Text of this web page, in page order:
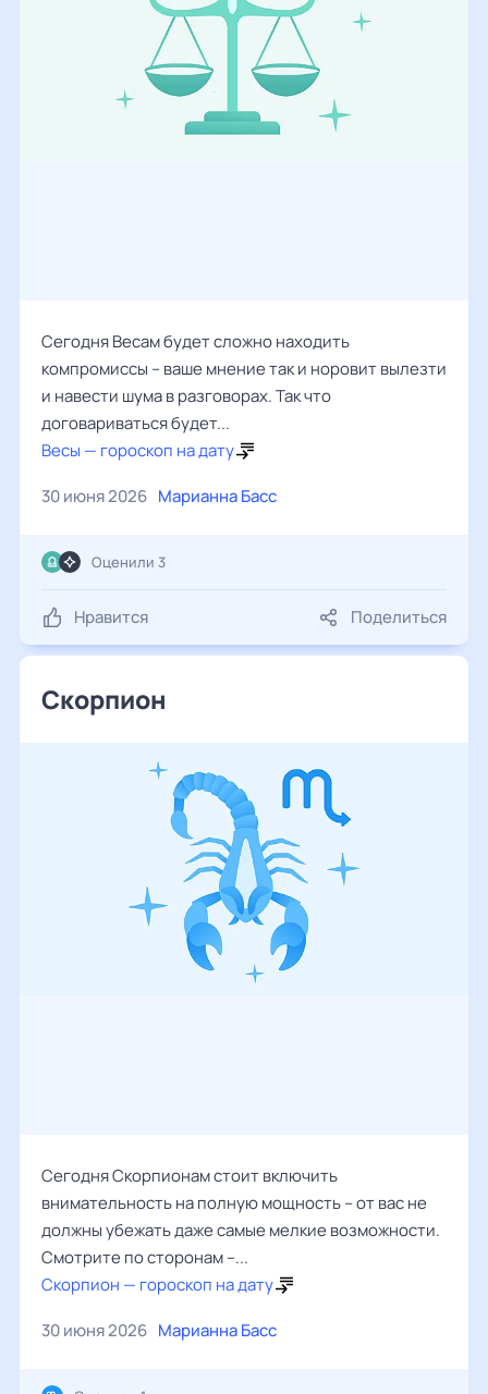
Сегодня Весам будет сложно находить
компромиссы – ваше мнение так и норовит вылезти
и навести шума в разговорах. Так что
договариваться будет...
Весы — гороскоп на дату
30 июня 2026 Марианна Басс
Нравится Поделиться
Оценили 3
Скорпион
Сегодня Скорпионам стоит включить
внимательность на полную мощность – от вас не
должны убежать даже самые мелкие возможности.
Смотрите по сторонам –...
Скорпион — гороскоп на дату
30 июня 2026 Марианна Басс